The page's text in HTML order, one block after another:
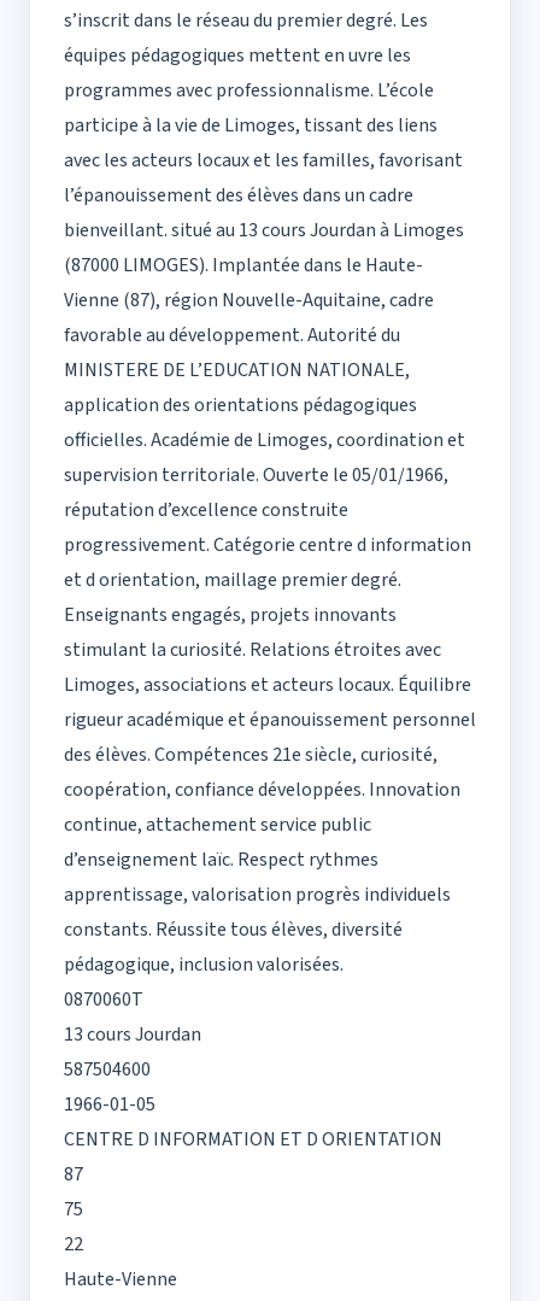
s’inscrit dans le réseau du premier degré. Les
équipes pédagogiques mettent en uvre les
programmes avec professionnalisme. L’école
participe à la vie de Limoges, tissant des liens
avec les acteurs locaux et les familles, favorisant
l’épanouissement des élèves dans un cadre
bienveillant. situé au 13 cours Jourdan à Limoges
(87000 LIMOGES). Implantée dans le Haute-
Vienne (87), région Nouvelle-Aquitaine, cadre
favorable au développement. Autorité du
MINISTERE DE L’EDUCATION NATIONALE,
application des orientations pédagogiques
officielles. Académie de Limoges, coordination et
supervision territoriale. Ouverte le 05/01/1966,
réputation d’excellence construite
progressivement. Catégorie centre d information
et d orientation, maillage premier degré.
Enseignants engagés, projets innovants
stimulant la curiosité. Relations étroites avec
Limoges, associations et acteurs locaux. Équilibre
rigueur académique et épanouissement personnel
des élèves. Compétences 21e siècle, curiosité,
coopération, confiance développées. Innovation
continue, attachement service public
d’enseignement laïc. Respect rythmes
apprentissage, valorisation progrès individuels
constants. Réussite tous élèves, diversité
pédagogique, inclusion valorisées.
0870060T
13 cours Jourdan
587504600
1966-01-05
CENTRE D INFORMATION ET D ORIENTATION
87
75
22
Haute-Vienne